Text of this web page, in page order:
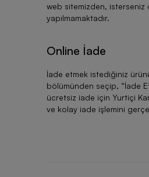
web sitemizden, isterseniz
yapılmamaktadır.
Online İade
İade etmek istediğiniz
bölümünden seçip, “İade
ücretsiz iade için Yurtiçi
ve kolay iade işlemini